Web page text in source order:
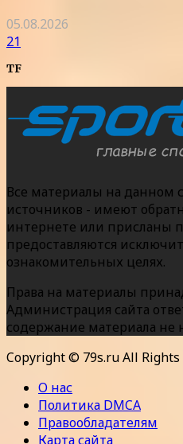
05.08.2026
21
TF
Все материалы на данном
источников - имеют
интернете или присланы
предоставляются
ознакомительных целях.
Права на материалы
Администрация сайта
содержание материала не
Copyright © 79s.ru All Rights
О нас
Политика DMCA
Правообладателям
Карта сайта